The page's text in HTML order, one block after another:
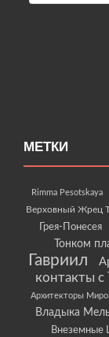
МЕТКИ
Rimma Pesotskaya
Верховный Жрец
Грея-Понесея
Тонком
Гавриил
контакты
Архитекторы
Владыка
Внеземные